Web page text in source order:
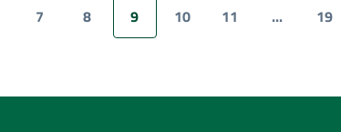
7 8 9 10 11 ... 19